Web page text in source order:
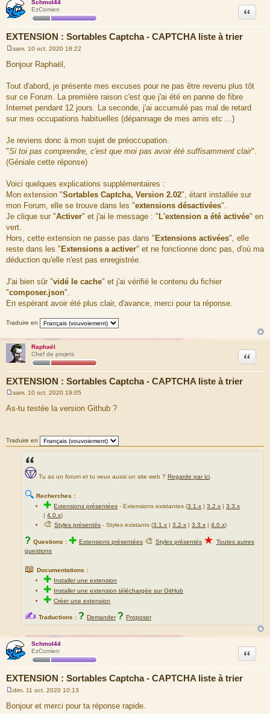
Schmol44
EzComien
EXTENSION : Sortables Captcha - CAPTCHA liste à trier
Citation
s
g
e
sam. 10 oct. 2020 18:22
Bonjour Raphaël,
Tout d'abord, je présente mes excuses pour ne pas être revenu plus tôt
sur ce Forum. La première raison c'est que j'ai été en panne de fibre
Internet pendant 12 jours. La seconde, j'ai accumulé pas mal de retard
sur mes occupations habituelles (dépannage de mes amis etc ...)
Je reviens donc à mon sujet de préoccupation.
"Si toi pas comprendre, c'est que moi pas avoir été suffisamment clair".
(Géniale cette réponse)
Voici quelques explications supplémentaires :
Mon extension "Sortables Captcha, Version 2.02", étant installée sur
mon Forum, elle se trouve dans les "extensions désactivées".
Je clique sur "Activer" et j'ai le message : "L'extension a été activée" en
vert.
Hors, cette extension ne passe pas dans "Extensions activées", elle
reste dans les "Extensions a activer" et ne fonctionne donc pas, d'où ma
déduction qu'elle n'est pas enregistrée.
J'ai bien sûr "vidé le cache" et j'ai vérifié le contenu du fichier
"composer.json".
En espérant avoir été plus clair, d'avance, merci pour ta réponse.
Traduire en
Raphaël
Chef de projets
EXTENSION : Sortables Captcha - CAPTCHA liste à trier
Citation
s
e
sam. 10 oct. 2020 19:05
As-tu testée la version Github ?
Traduire en
Tu as un forum et tu veux aussi un site web ? Regarde par ici.
🔍 Recherches :
✚Extensions présentées - Extensions existantes (3.1.x |3.2.x |3.3.x
|4.0.x)
🎨Styles présentés - Styles existants (3.1.x |3.2.x |3.3.x |4.0.x)
? Questions : ✚ Extensions présentées 🎨 Styles présentés ★ Toutes autres
questions
📖 Documentations :
✚ Installer une extension
✚ Installer une extension téléchargée sur GitHub
✚Créer une extension
✍ Traductions : ? Demander ? Proposer
Schmol44
EzComien
EXTENSION : Sortables Captcha - CAPTCHA liste à trier
Citation
s
dim. 11 oct. 2020 10:13
Bonjour et merci pour ta réponse rapide.